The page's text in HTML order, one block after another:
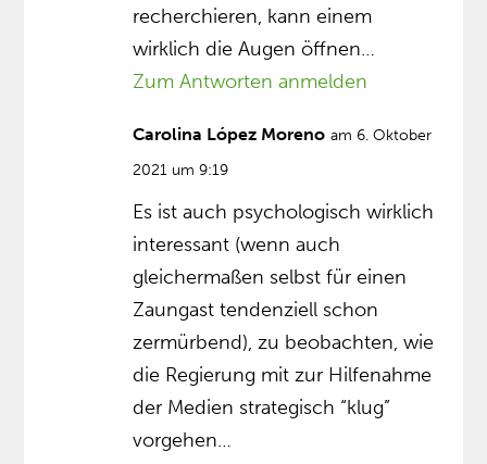
recherchieren, kann einem
wirklich die Augen öffnen…
Zum Antworten anmelden
Carolina López Moreno am 6. Oktober
2021 um 9:19
Es ist auch psychologisch wirklich
interessant (wenn auch
gleichermaßen selbst für einen
Zaungast tendenziell schon
zermürbend), zu beobachten, wie
die Regierung mit zur Hilfenahme
der Medien strategisch “klug”
vorgehen…